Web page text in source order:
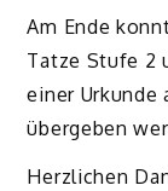
Am Ende
Tatze Stufe 2
einer
übergeben
Herzlichen